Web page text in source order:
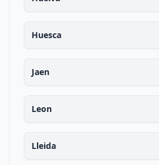
Huesca
Jaen
Leon
Lleida